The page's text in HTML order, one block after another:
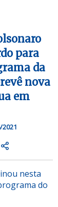
para
da
nova
em
2021
nesta
do